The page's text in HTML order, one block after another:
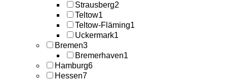
Strausberg2
Teltow1
Teltow-Fläming1
Uckermark1
Bremen3
Bremerhaven1
Hamburg6
Hessen7